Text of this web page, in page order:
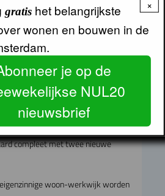
ARTIKELEN
jaar meer dan duizend particuliere
compleet met twee nieuwe
woon-werkwijk worden
×
gratishet belangrijkste
wonen en bouwen in de
je op de
NUL20
nieuwsbrief